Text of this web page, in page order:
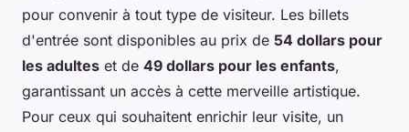
pour convenir à tout type de visiteur. Les billets
d'entrée sont disponibles au prix de 54 dollars pour
les adultes et de 49 dollars pour les enfants,
garantissant un accès à cette merveille artistique.
Pour ceux qui souhaitent enrichir leur visite, un